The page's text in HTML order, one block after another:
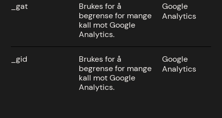
_gat
Brukes for å
begrense for mange
kall mot Google
Analytics.
Google
Analytics
_gid
Brukes for å
begrense for mange
kall mot Google
Analytics.
Google
Analytics